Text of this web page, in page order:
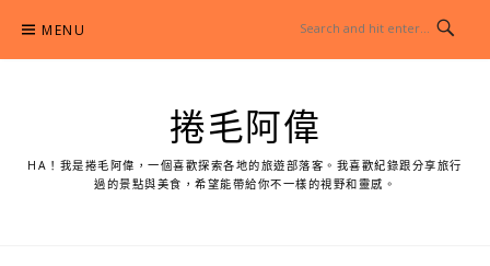
content
MENU
捲毛阿偉
HA！我是捲毛阿偉，一個喜歡探索各地的旅遊部落客。我喜歡紀錄跟分享旅行
過的景點與美食，希望能帶給你不一樣的視野和靈感。